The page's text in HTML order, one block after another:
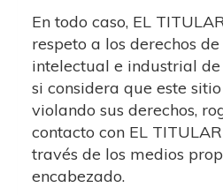
En todo caso, EL
respeto a los derechos
intelectual e industrial de
si considera que este
violando sus derechos,
contacto con EL
través de los medios
encabezado.